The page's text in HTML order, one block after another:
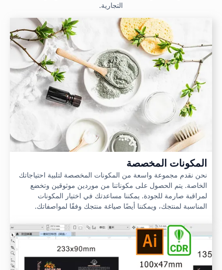
التجارية.
المكونات المخصصة
نحن نقدم مجموعة واسعة من المكونات المخصصة لتلبية احتياجاتك
الخاصة. يتم الحصول على مكوناتنا من موردين موثوقين وتخضع
لمراقبة صارمة للجودة. يمكننا مساعدتك في اختيار المكونات
المناسبة لمنتجك، ويمكننا أيضًا صياغة منتجك وفقًا لمواصفاتك.